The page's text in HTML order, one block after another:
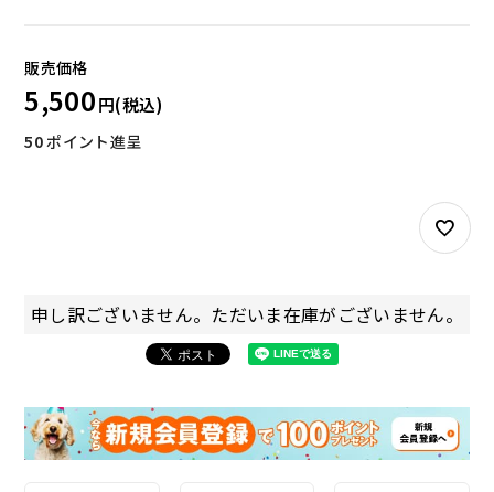
アキレス・骨・皮・ガム
5,500
50ポイント進呈
申し訳ございません。ただいま在庫がございません。